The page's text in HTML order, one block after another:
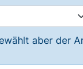
aber der